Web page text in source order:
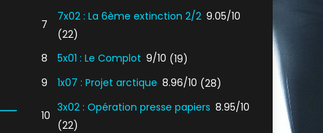
7
7x02 : La 6ème extinction 2/2 9.05/10
(22)
8
5x01 : Le Complot 9/10 (19)
9
1x07 : Projet arctique 8.96/10 (28)
10
3x02 : Opération presse papiers 8.95/10
(22)